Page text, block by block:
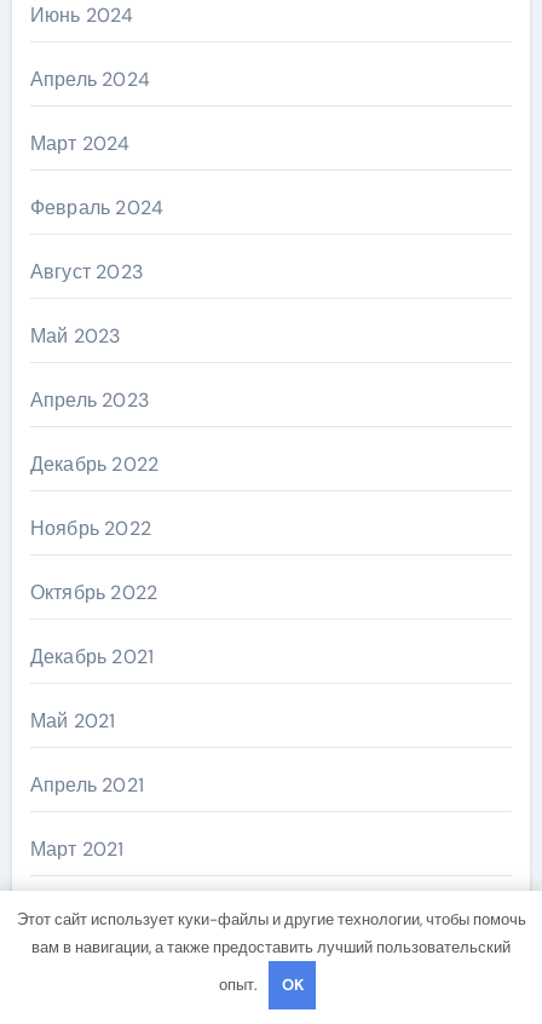
Июнь 2024
Апрель 2024
Март 2024
Февраль 2024
Август 2023
Май 2023
Апрель 2023
Декабрь 2022
Ноябрь 2022
Октябрь 2022
Декабрь 2021
Май 2021
Апрель 2021
Март 2021
Февраль 2021
Этот сайт использует куки-файлы и другие технологии, чтобы помочь
вам в навигации, а также предоставить лучший пользовательский
опыт.
OK